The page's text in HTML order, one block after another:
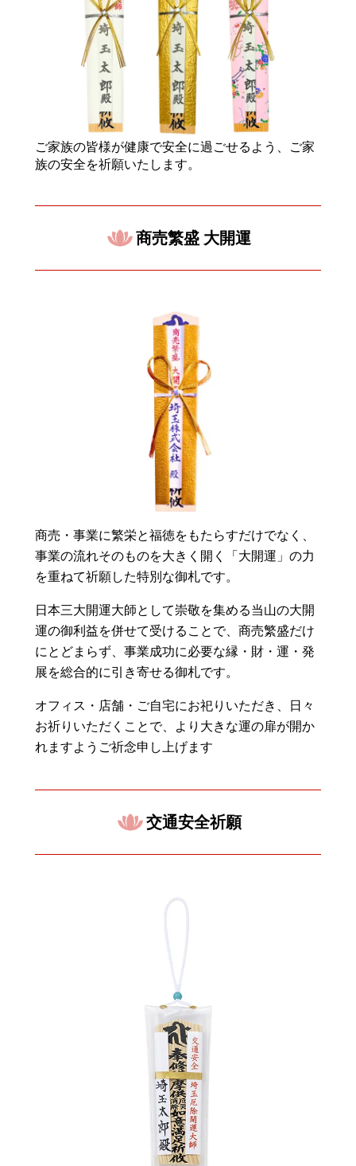
ご家族の皆様が健康で安全に過ごせるよう、ご家
族の安全を祈願いたします。
商売繁盛 大開運
商売・事業に繁栄と福徳をもたらすだけでなく、
事業の流れそのものを大きく開く「大開運」の力
を重ねて祈願した特別な御札です。
日本三大開運大師として崇敬を集める当山の大開
運の御利益を併せて受けることで、商売繁盛だけ
にとどまらず、事業成功に必要な縁・財・運・発
展を総合的に引き寄せる御札です。
オフィス・店舗・ご自宅にお祀りいただき、日々
お祈りいただくことで、より大きな運の扉が開か
れますようご祈念申し上げます
交通安全祈願